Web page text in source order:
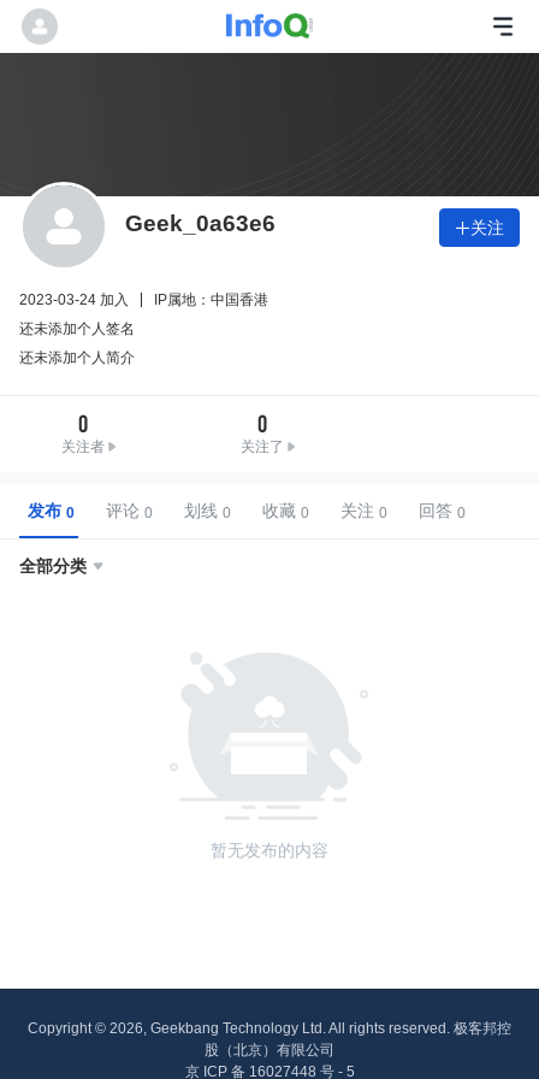
Geek_0a63e6 关注
2023-03-24 加入
IP属地：中国香港
还未添加个人签名
还未添加个人简介
0
关注者
0
关注了
发布 评论 划线 收藏 关注 回答
全部分类 
暂无发布的内容
Copyright © 2026, Geekbang Technology Ltd. All rights reserved. 极客邦控
股（北京）有限公司
京 ICP 备 16027448 号 - 5